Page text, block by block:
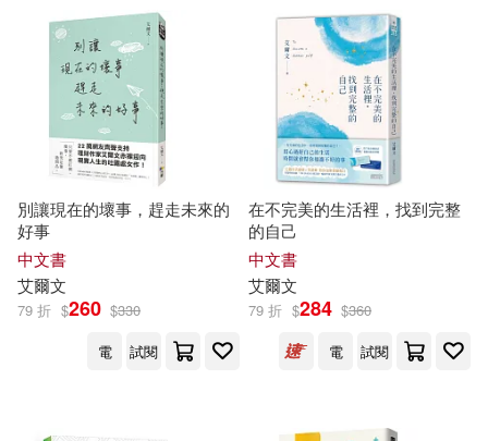
艾莉絲．孟若(2)
謝瑞爾．艾爾文(2)
(美)艾爾曼(1) 丹．約翰(1)
公曉燕(1) 卡珊卓．佛塞(1)
奈‧沙馬蘭，達芬‧司肯納(1)
環球 Blue Note(4) 臉譜(3)
Linfair Records Limited(2)
OJC(2)
Penguin Group UK(2)
SONY MUSIC(2)
TOSHIBA EMI(2)
可海外宅配(89)
可港澳店取(72)
可新加坡店取(67)
別讓現在的壞事，趕走未來的
好事
中文書
艾爾文
79 折 $260 $330
電
試閱
在不完美的生活裡，找到完整
的自己
中文書
艾爾文
79 折 $284 $360
電
試閱